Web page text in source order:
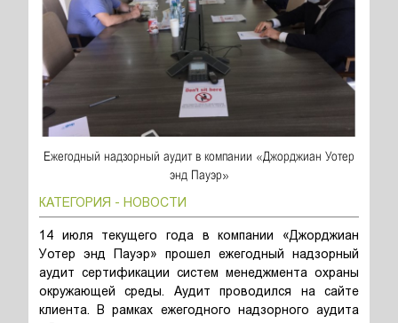
Ежегодный надзорный аудит в компании «Джорджиан Уотер
энд Пауэр»
КАТЕГОРИЯ - НОВОСТИ
14 июля текущего года в компании «Джорджиан
Уотер энд Пауэр» прошел ежегодный надзорный
аудит сертификации систем менеджмента охраны
окружающей среды. Аудит проводился на сайте
клиента. В рамках ежегодного надзорного аудита